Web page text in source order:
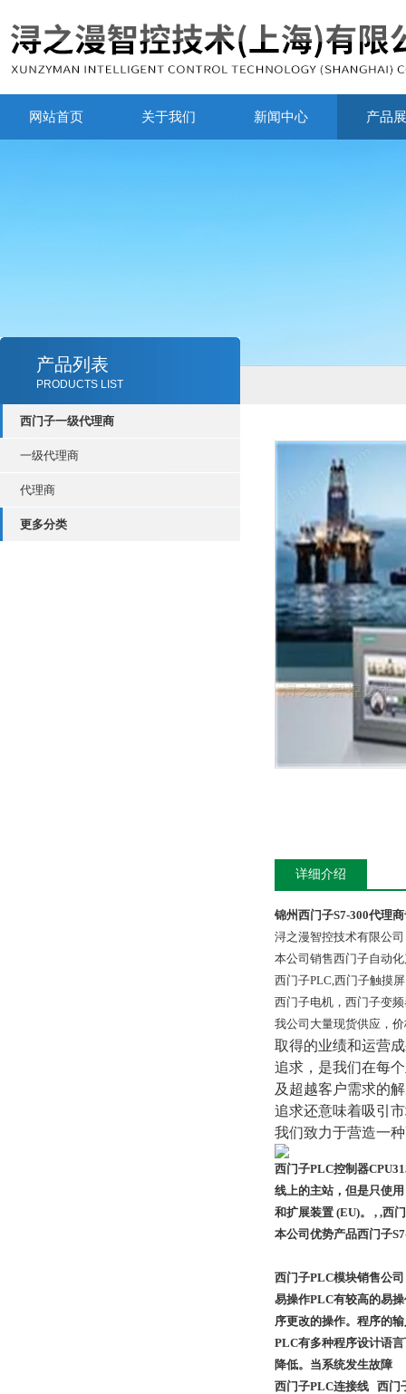
网站首页 关于我们 新闻中心 产品
产品列表
PRODUCTS LIST
西门子一级代理商
一级代理商
代理商
更多分类
详细介绍
锦州西门子S7-300代理
浔之漫智控技术有限公
本公司销售西门子自动
西门子PLC,西门子触摸
西门子电机，西门子变
我公司大量现货供应，
取得的业绩和运营
追求，是我们在每
及超越客户需求的
追求还意味着吸引
我们致力于营造一
西门子PLC控制器
线上的主站，但是只使
和扩展装置 (EU)。 , ,西
本公司优势产品西门子
西门子PLC模块销售公司
易操作PLC有较高的易
序更改的操作。程序的
PLC有多种程序设计语
降低。当系统发生故障
西门子PLC连接线 西门